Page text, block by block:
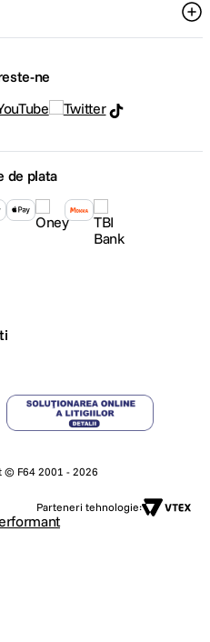
ne
de plata
© F64 2001 - 2026
Parteneri tehnologie: